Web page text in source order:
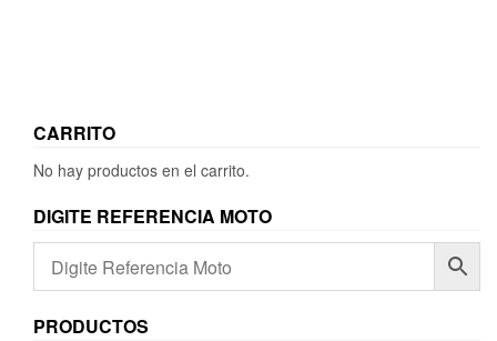
CARRITO
No hay productos en el carrito.
DIGITE REFERENCIA MOTO
PRODUCTOS